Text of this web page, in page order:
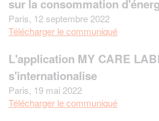
sur la consommation
Paris, 12 septembre 2022
Télécharger le communiqué
L'application MY CARE
s'internationalise
Paris, 19 mai 2022
Télécharger le communiqué